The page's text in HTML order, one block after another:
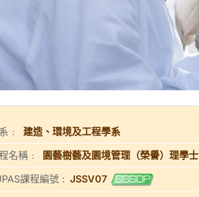
﹕
建造、環境及工程學系
名稱﹕
園藝樹藝及園境管理（榮譽）理學士
課程編號 : JSSV07